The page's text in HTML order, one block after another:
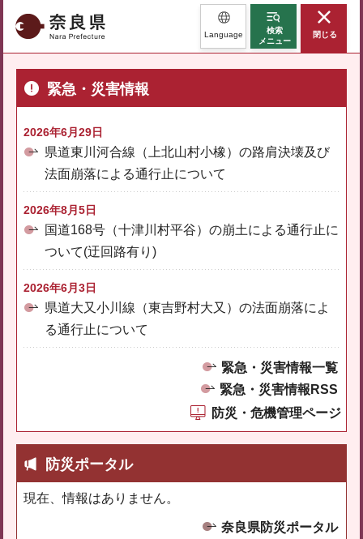
奈良県 Language
検索
メニュー
閉じる
緊急・災害情報
2026年6月29日
県道東川河合線（上北山村小橡）の路肩決壊及び
法面崩落による通行止について
2026年8月5日
国道168号（十津川村平谷）の崩土による通行止に
ついて(迂回路有り)
2026年6月3日
県道大又小川線（東吉野村大又）の法面崩落によ
る通行止について
緊急・災害情報一覧
緊急・災害情報RSS
防災・危機管理ページ
防災ポータル
現在、情報はありません。
奈良県防災ポータル